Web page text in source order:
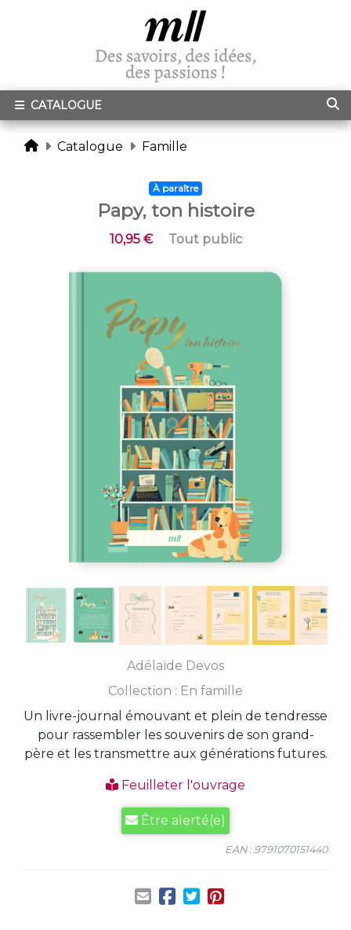
CATALOGUE
Catalogue Famille
À paraître
Papy, ton histoire
10,95 € Tout public
Adélaïde Devos
Collection : En famille
Un livre-journal émouvant et plein de tendresse
pour rassembler les souvenirs de son grand-
père et les transmettre aux générations futures.
Feuilleter l'ouvrage
Être alerté(e)
EAN : 9791070151440